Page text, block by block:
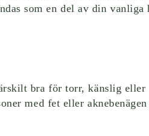
som en del av din vanliga
bra för torr, känslig
med fet eller aknebenägen